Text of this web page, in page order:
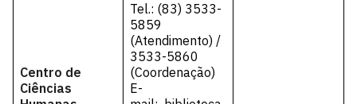
Centro de
Ciências
Tel.: (83) 3533-
5859
(Atendimento) /
3533-5860
(Coordenação)
E-